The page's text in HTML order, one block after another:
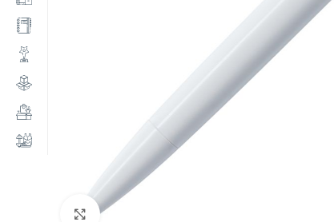
Нажмите, чтобы увеличить